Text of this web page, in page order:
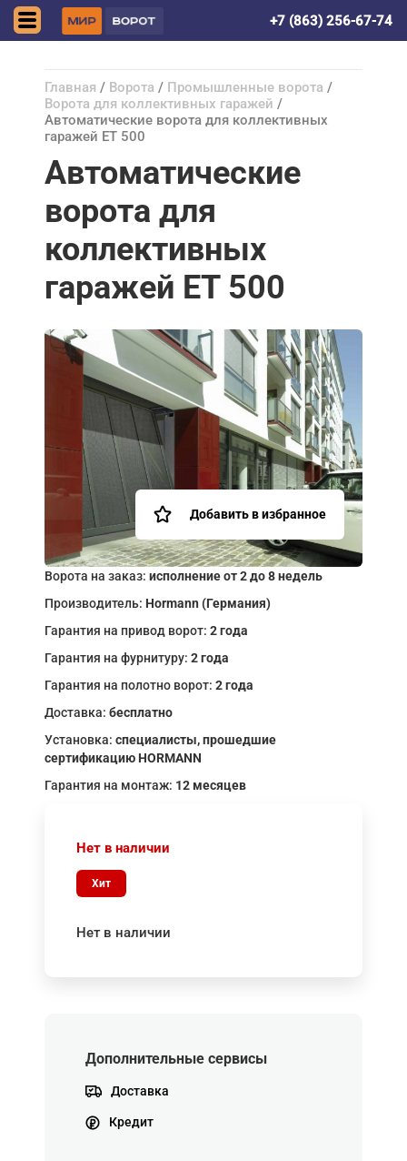
+7 (863) 256-67-74
Главная / Ворота / Промышленные ворота /
Ворота для коллективных гаражей /
Автоматические ворота для коллективных
гаражей ET 500
Автоматические
ворота для
коллективных
гаражей ET 500
Добавить в избранное
Ворота на заказ: исполнение от 2 до 8 недель
Производитель: Hormann (Германия)
Гарантия на привод ворот: 2 года
Гарантия на фурнитуру: 2 года
Гарантия на полотно ворот: 2 года
Доставка: бесплатно
Установка: специалисты, прошедшие
сертификацию HORMANN
Гарантия на монтаж: 12 месяцев
Нет в наличии
Хит
Нет в наличии
Дополнительные сервисы
Доставка
Кредит